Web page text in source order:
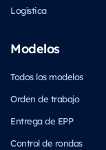
Logística
Modelos
Todos los modelos
Orden de trabajo
Entrega de EPP
Control de rondas